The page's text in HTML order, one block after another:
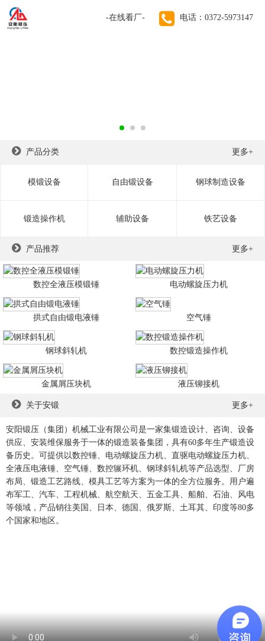
-在线看厂- 电话：0372-5973147
产品分类 更多+
模锻设备 自由锻设备 钢球制造设备
锻造操作机 辅助设备 铁艺设备
产品推荐 更多+
数控全液压模锻锤 电动螺旋压力机
拱式自由锻电液锤 空气锤
钢球斜轧机 数控锻造操作机
金属屑压块机 液压铆接机
关于安锻 更多+
安阳锻压（集团）机械工业有限公司是一家集锻造设计、咨询、设备
供应、安装维保服务于一体的锻造装备集团，具有60多年生产锻造设
备历史。可提供以数控锤、电动螺旋压力机、直驱电动螺旋压力机、
全液压电液锤、空气锤、数控辗环机、钢球斜轧机等产品选型、厂房
布局、锻造工艺路线、模具工艺等方案为一体的全方位服务。用户遍
布军工、汽车、工程机械、航空航天、五金工具、船舶、石油、风电
等领域，产品销往美国、日本、德国、俄罗斯、土耳其、印度等80多
个国家和地区。